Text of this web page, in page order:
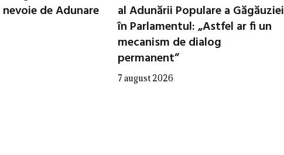
de Adunare
al Adunării Populare a Găgăuziei
în Parlamentul: „Astfel ar fi un
mecanism de dialog
permanent”
7 august 2026